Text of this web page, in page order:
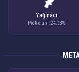
Yağmacı
Pick oranı: 24.83%